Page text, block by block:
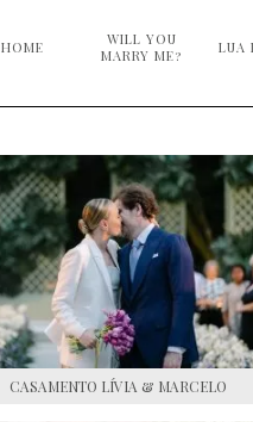
HOME
WILL YOU
MARRY ME?
LUA
CASAMENTO LÍVIA & MARCELO